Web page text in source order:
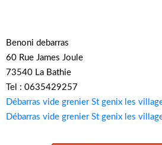
Benoni debarras
60 Rue James Joule
73540 La Bathie
Tel : 0635429257
Débarras vide grenier St genix les
Débarras vide grenier St genix les